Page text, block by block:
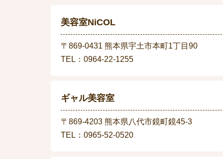
美容室NiCOL
〒869-0431 熊本県宇土市本町1丁目90
TEL：0964-22-1255
ギャル美容室
〒869-4203 熊本県八代市鏡町鏡45-3
TEL：0965-52-0520